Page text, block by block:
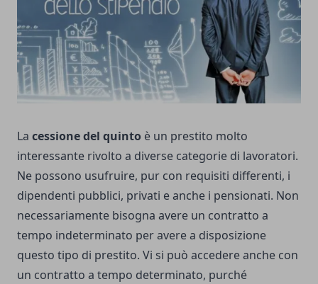
La cessione del quinto è un prestito molto
interessante rivolto a diverse categorie di lavoratori.
Ne possono usufruire, pur con requisiti differenti, i
dipendenti pubblici, privati e anche i pensionati. Non
necessariamente bisogna avere un contratto a
tempo indeterminato per avere a disposizione
questo tipo di prestito. Vi si può accedere anche con
un contratto a tempo determinato, purché